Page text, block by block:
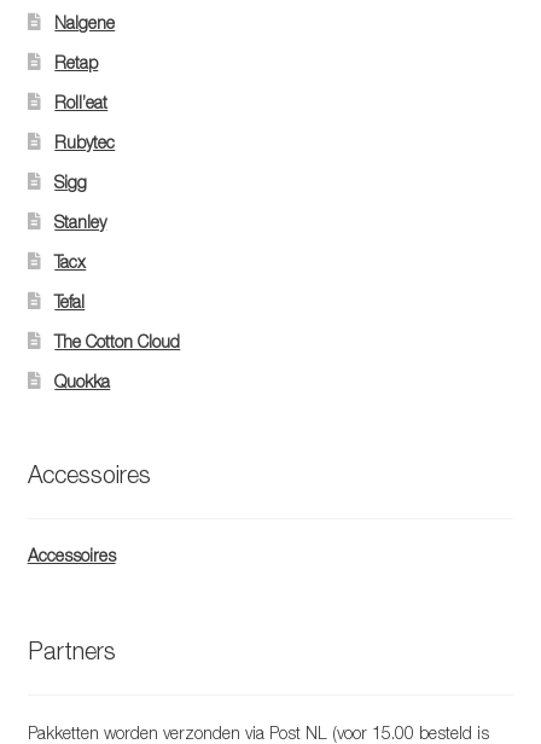
Nalgene
Retap
Roll’eat
Rubytec
Sigg
Stanley
Tacx
Tefal
The Cotton Cloud
Quokka
Accessoires
Accessoires
Partners
Pakketten worden verzonden via Post NL (voor 15.00 besteld is